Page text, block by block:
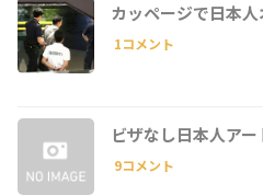
カッページで日本
1コメント
ビザなし日本人ア
9コメント